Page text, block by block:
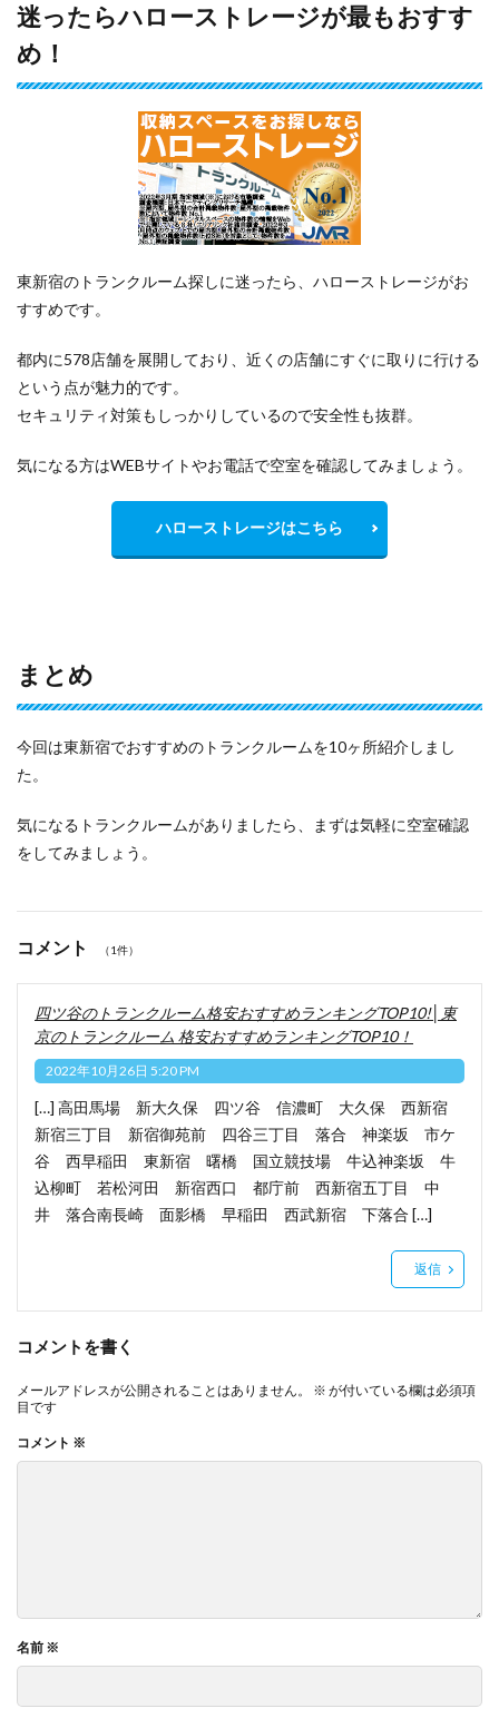
迷ったらハローストレージが最もおすす
め！
東新宿のトランクルーム探しに迷ったら、ハローストレージがお
すすめです。
都内に578店舗を展開しており、近くの店舗にすぐに取りに行ける
という点が魅力的です。
セキュリティ対策もしっかりしているので安全性も抜群。
気になる方はWEBサイトやお電話で空室を確認してみましょう。
ハローストレージはこちら
まとめ
今回は東新宿でおすすめのトランクルームを10ヶ所紹介しまし
た。
気になるトランクルームがありましたら、まずは気軽に空室確認
をしてみましょう。
コメント （1件）
四ツ谷のトランクルーム格安おすすめランキングTOP10!│東
京のトランクルーム 格安おすすめランキングTOP10！
2022年10月26日 5:20 PM
[…] 高田馬場 新大久保 四ツ谷 信濃町 大久保 西新宿
新宿三丁目 新宿御苑前 四谷三丁目 落合 神楽坂 市ケ
谷 西早稲田 東新宿 曙橋 国立競技場 牛込神楽坂 牛
込柳町 若松河田 新宿西口 都庁前 西新宿五丁目 中
井 落合南長崎 面影橋 早稲田 西武新宿 下落合 […]
返信
コメントを書く
メールアドレスが公開されることはありません。 ※ が付いている欄は必須項
目です
コメント ※
名前 ※